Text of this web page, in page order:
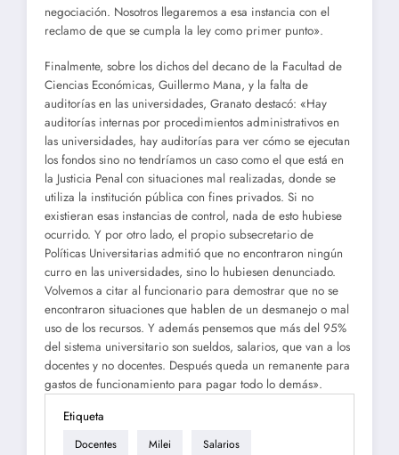
negociación. Nosotros llegaremos a esa instancia con el
reclamo de que se cumpla la ley como primer punto».
Finalmente, sobre los dichos del decano de la Facultad de
Ciencias Económicas, Guillermo Mana, y la falta de
auditorías en las universidades, Granato destacó: «Hay
auditorías internas por procedimientos administrativos en
las universidades, hay auditorías para ver cómo se ejecutan
los fondos sino no tendríamos un caso como el que está en
la Justicia Penal con situaciones mal realizadas, donde se
utiliza la institución pública con fines privados. Si no
existieran esas instancias de control, nada de esto hubiese
ocurrido. Y por otro lado, el propio subsecretario de
Políticas Universitarias admitió que no encontraron ningún
curro en las universidades, sino lo hubiesen denunciado.
Volvemos a citar al funcionario para demostrar que no se
encontraron situaciones que hablen de un desmanejo o mal
uso de los recursos. Y además pensemos que más del 95%
del sistema universitario son sueldos, salarios, que van a los
docentes y no docentes. Después queda un remanente para
gastos de funcionamiento para pagar todo lo demás».
Etiqueta
Docentes Milei Salarios